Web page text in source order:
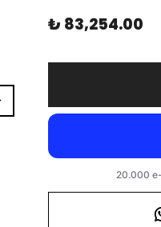
₺ 83,254.00